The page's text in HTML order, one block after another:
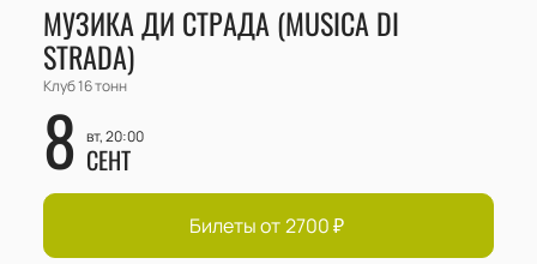
МУЗИКА ДИ СТРАДА (MUSICA DI
STRADA)
Клуб 16 тонн
8 вт, 20:00
СЕНТ
Билеты от 2700₽